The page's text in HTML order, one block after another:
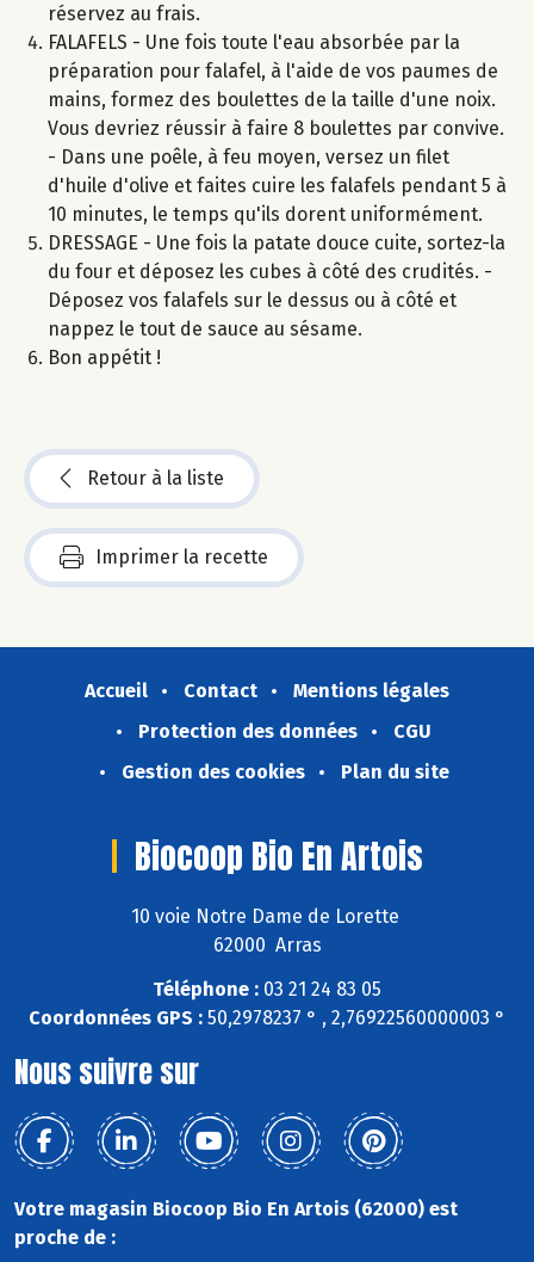
réservez au frais.
FALAFELS - Une fois toute l'eau absorbée par la
préparation pour falafel, à l'aide de vos paumes de
mains, formez des boulettes de la taille d'une noix.
Vous devriez réussir à faire 8 boulettes par convive.
- Dans une poêle, à feu moyen, versez un filet
d'huile d'olive et faites cuire les falafels pendant 5 à
10 minutes, le temps qu'ils dorent uniformément.
DRESSAGE - Une fois la patate douce cuite, sortez-la
du four et déposez les cubes à côté des crudités. -
Déposez vos falafels sur le dessus ou à côté et
nappez le tout de sauce au sésame.
Bon appétit !
Retour à la liste
Imprimer la recette
Accueil Contact
Mentions légales
Protection des données
CGU
Gestion des cookies
Plan du site
Biocoop Bio En Artois
10 voie Notre Dame de Lorette
62000 Arras
Téléphone : 03 21 24 83 05
Coordonnées GPS : 50,2978237 ° , 2,76922560000003 °
Nous suivre sur
Votre magasin Biocoop Bio En Artois (62000) est
proche de :